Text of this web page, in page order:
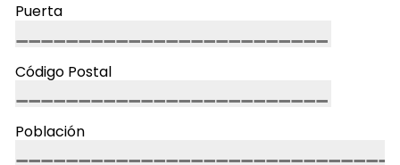
Puerta
Código Postal
Población